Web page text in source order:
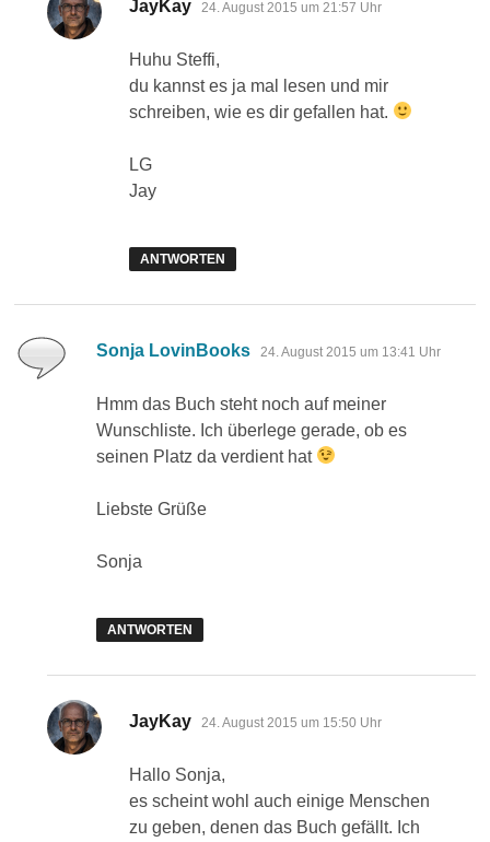
JayKay 24. August 2015 um 21:57 Uhr
Huhu Steffi,
du kannst es ja mal lesen und mir
schreiben, wie es dir gefallen hat.
LG
Jay
ANTWORTEN
Sonja LovinBooks sagt:
24. August 2015 um 13:41 Uhr
Hmm das Buch steht noch auf meiner
Wunschliste. Ich überlege gerade, ob es
seinen Platz da verdient hat
Liebste Grüße
Sonja
ANTWORTEN
JayKay sagt:
24. August 2015 um 15:50 Uhr
Hallo Sonja,
es scheint wohl auch einige Menschen
zu geben, denen das Buch gefällt. Ich